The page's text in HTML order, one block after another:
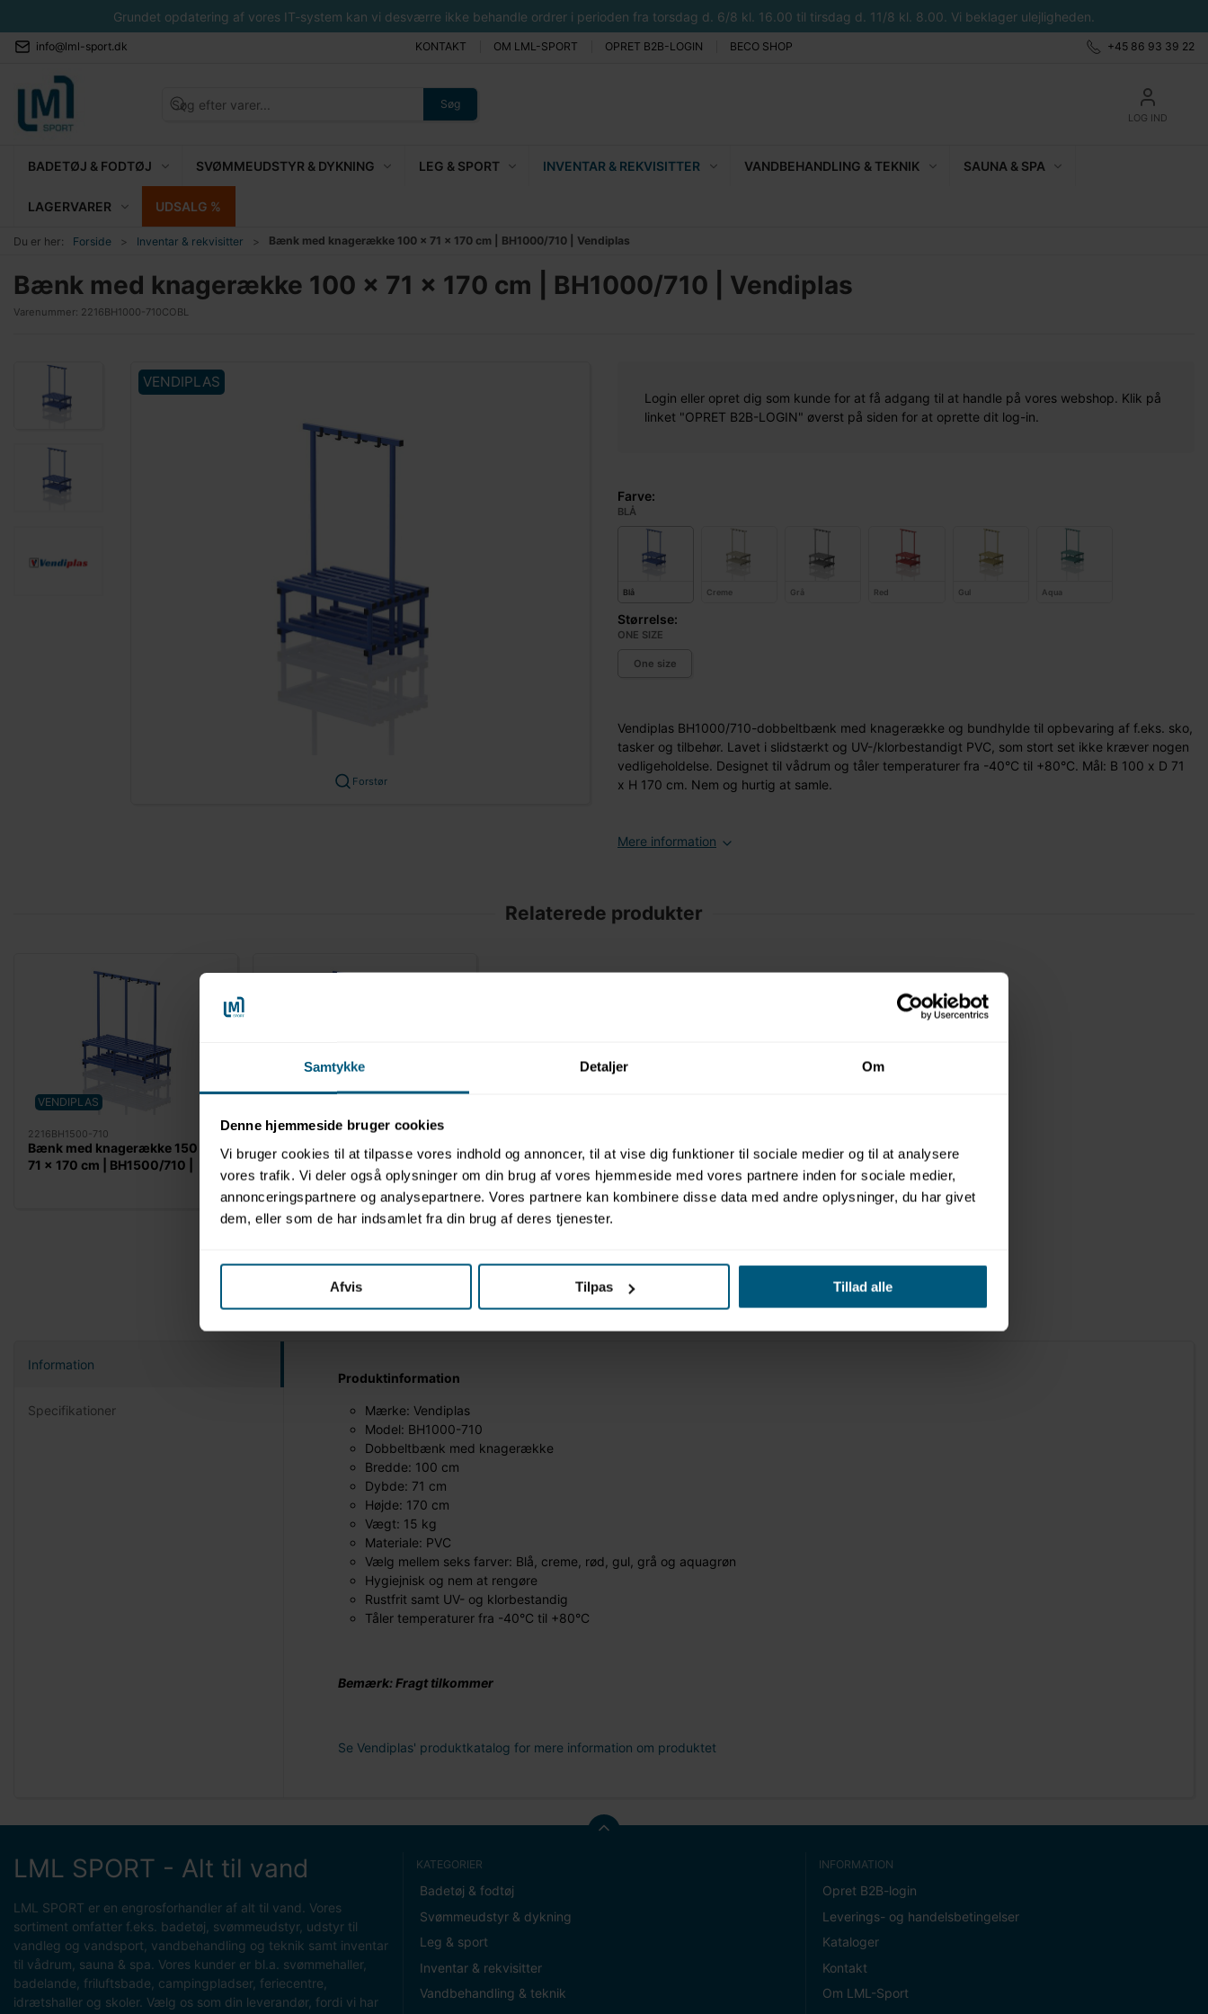
Samtykke Detaljer Om
Denne hjemmeside bruger cookies
Vi bruger cookies til at tilpasse vores indhold og annoncer, til at vise dig funktioner til sociale medier og til at analysere
vores trafik. Vi deler også oplysninger om din brug af vores hjemmeside med vores partnere inden for sociale medier,
annonceringspartnere og analysepartnere. Vores partnere kan kombinere disse data med andre oplysninger, du har givet
dem, eller som de har indsamlet fra din brug af deres tjenester.
Afvis Tilpas Tillad alle
Grundet opdatering af vores IT-system kan vi desværre ikke behandle ordrer i perioden fra torsdag d. 6/8 kl. 16.00 til tirsdag d. 11/8 kl. 8.00. Vi beklager ulejligheden.
info@lml-sport.dk KONTAKT OM LML-SPORT OPRET B2B-LOGIN BECO SHOP +45 86 93 39 22
Søg
LOG IND
BADETØJ & FODTØJ SVØMMEUDSTYR & DYKNING LEG & SPORT INVENTAR & REKVISITTER VANDBEHANDLING & TEKNIK SAUNA & SPA
LAGERVARER UDSALG %
Du er her: Forside Inventar & rekvisitter Bænk med knagerække 100 x 71 x 170 cm | BH1000/710 | Vendiplas
Bænk med knagerække 100 x 71 x 170 cm | BH1000/710 | Vendiplas
Varenummer: 2216BH1000-710COBL
VENDIPLAS
Forstør
Login eller opret dig som kunde for at få adgang til at handle på vores webshop. Klik på
linket "OPRET B2B-LOGIN" øverst på siden for at oprette dit log-in.
Farve:
BLÅ
Blå Creme Grå Red Gul Aqua
Størrelse:
ONE SIZE
One size
Vendiplas BH1000/710-dobbeltbænk med knagerække og bundhylde til opbevaring af f.eks. sko,
tasker og tilbehør. Lavet i slidstærkt og UV-/klorbestandigt PVC, som stort set ikke kræver nogen
vedligeholdelse. Designet til vådrum og tåler temperaturer fra -40°C til +80°C. Mål: B 100 x D 71
x H 170 cm. Nem og hurtig at samle.
Mere information
Relaterede produkter
VENDIPLAS
2216BH1500-710
Bænk med knagerække 150 x
71 x 170 cm | BH1500/710 |
2216BH2000-710
Bænk med knagerække 200 x
71 x 170 cm | BH2000/710 |
Vendiplas
Information
Specifikationer
Produktinformation
Mærke: Vendiplas
Model: BH1000-710
Dobbeltbænk med knagerække
Bredde: 100 cm
Dybde: 71 cm
Højde: 170 cm
Vægt: 15 kg
Materiale: PVC
Vælg mellem seks farver: Blå, creme, rød, gul, grå og aquagrøn
Hygiejnisk og nem at rengøre
Rustfrit samt UV- og klorbestandig
Tåler temperaturer fra -40°C til +80°C
Bemærk: Fragt tilkommer
Se Vendiplas' produktkatalog for mere information om produktet
LML SPORT - Alt til vand
LML SPORT er en engrosforhandler af alt til vand. Vores
sortiment omfatter f.eks. badetøj, svømmeudstyr, udstyr til
vandleg og vandsport, vandbehandling og teknik samt inventar
til vådrum, sauna & spa. Vores kunder er bl.a. svømmehaller,
badelande, friluftsbade, campingpladser, feriecentre,
idrætshaller og skoler. Vælg os som din leverandør, fordi vi har
KATEGORIER
Badetøj & fodtøj
Svømmeudstyr & dykning
Leg & sport
Inventar & rekvisitter
Vandbehandling & teknik
INFORMATION
Opret B2B-login
Leverings- og handelsbetingelser
Kataloger
Kontakt
Om LML-Sport